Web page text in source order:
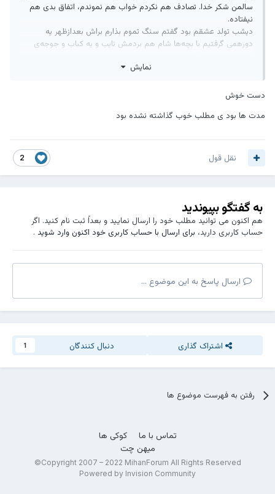
سالمن شکر خدا. تصادف هم نکردم خواب هم نموندم، اتفاق بدی هم
نیفتاده.
دیشب تولد عشقم بود گفتم سنگ تموم بذارم براش بعدازظهر یه
دورهمی گرفتیم با بچه‌ها شام هم بردمش نایب و یه کباب و جوجه‌ی
پوست دست‌مون از سرما ترک برداشت ولی می‌ارزید مخصوصا باقالی و
بعدش بهونه کرد بریم امامزاده صالح دعا کنیم به هم برسیم، رفتیم.
شب.
پوزش.
خنده‌ام می‌گرفت و حواسم پرت می‌شد یهویی هم خوابم برد، بیهوش
شدم انگار حالا نمره هم ندادی نده فدا سرت.
این‌چیزا نبوده یه‌وقت ناراحت نشی !
چند سال بعد، توی یه دانشگاه دیگه از پشت زد روی شونه‌م و گفت : اون
بیستی که دادی خیلی چسبید.
بچه. خندید و دست انداخت دور گردنم.
گفت: بچه‌مون هفت ماهشه استاد، باورت می‌شه؟ عکسش رو از روی
گوشیش نشونم داد، خندیدم.
گفت : این موهات رو کی سفید کردی؟ این شکلی نبودی که
نشستم روی نیمکت فلزی و سرد حیاط دلم می‌خواست براش بگم که یه
-مرتضی‌برزگر
نمایش
دست خوش
مدت ها بود ی مطلب خوب گذاشته نشده بود
2 نقل قول
به گفتگو بپیوندید
هم اکنون می توانید مطلب خود را ارسال نمایید و بعداً ثبت نام کنید. اگر
حساب کاربری دارید، برای ارسال با حساب کاربری خود اکنون وارد شوید.
ارسال پاسخ به این موضوع ...
اشتراک گذاری دنبال کنندگان
رفتن به فهرست موضوع ها
تماس با ما
کوکی ها
میهن چت
Copyright 2007 – 2022 MihanForum All Rights Reserved©
Powered by Invision Community